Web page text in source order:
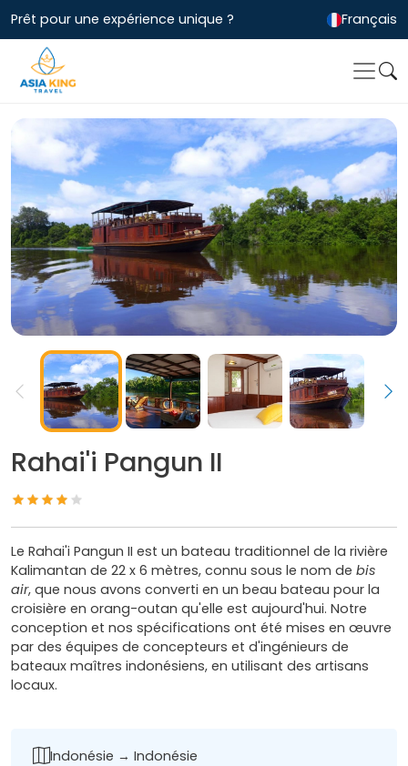
Prêt pour une expérience unique ? Français
Rahai'i Pangun II
Le Rahai'i Pangun II est un bateau traditionnel de la rivière
Kalimantan de 22 x 6 mètres, connu sous le nom de bis
air, que nous avons converti en un beau bateau pour la
croisière en orang-outan qu'elle est aujourd'hui. Notre
conception et nos spécifications ont été mises en œuvre
par des équipes de concepteurs et d'ingénieurs de
bateaux maîtres indonésiens, en utilisant des artisans
locaux.
Indonésie → Indonésie